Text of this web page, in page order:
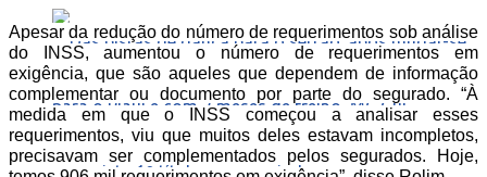
Apesar da redução do número de requerimentos sob análise
do INSS, aumentou o número de requerimentos em
exigência, que são aqueles que dependem de informação
complementar ou documento por parte do segurado. “À
medida em que o INSS começou a analisar esses
requerimentos, viu que muitos deles estavam incompletos,
precisavam ser complementados pelos segurados. Hoje,